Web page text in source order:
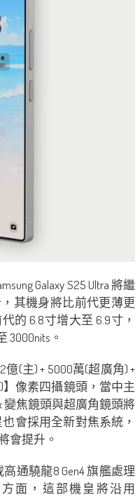
Galaxy S25 Ultra 將繼
其機身將比前代更薄更
的 6.8寸增大至 6.9寸，
3000nits。
(主) + 5000萬(超廣角) +
)】像素四攝鏡頭，當中主
變焦鏡頭與超廣角鏡頭將
會採用全新對焦系統，
會提升。
高通驍龍8 Gen4 旗艦處理
方面，這部機皇將沿用